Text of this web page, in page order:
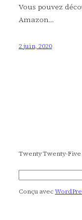
Vous pouvez
Amazon…
2 juin, 2020
Twenty Twenty-Five
Conçu avec